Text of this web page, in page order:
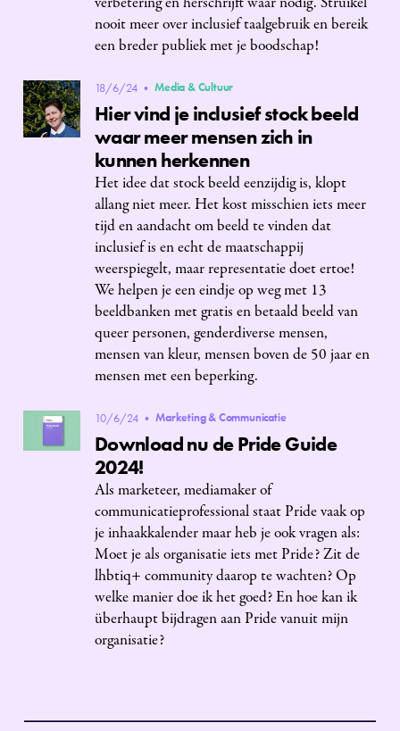
nooit meer over inclusief taalgebruik en bereik
een breder publiek met je boodschap!‍
18/6/24 • Media & Cultuur
Hier vind je inclusief stock beeld
waar meer mensen zich in
kunnen herkennen
Het idee dat stock beeld eenzijdig is, klopt
allang niet meer. Het kost misschien iets meer
tijd en aandacht om beeld te vinden dat
inclusief is en echt de maatschappij
weerspiegelt, maar representatie doet ertoe!
We helpen je een eindje op weg met 13
beeldbanken met gratis en betaald beeld van
queer personen, genderdiverse mensen,
mensen van kleur, mensen boven de 50 jaar en
mensen met een beperking.
10/6/24 • Marketing & Communicatie
Download nu de Pride Guide
2024!
Als marketeer, mediamaker of
communicatieprofessional staat Pride vaak op
je inhaakkalender maar heb je ook vragen als:
Moet je als organisatie iets met Pride? Zit de
lhbtiq+ community daarop te wachten? Op
welke manier doe ik het goed? En hoe kan ik
überhaupt bijdragen aan Pride vanuit mijn
organisatie?